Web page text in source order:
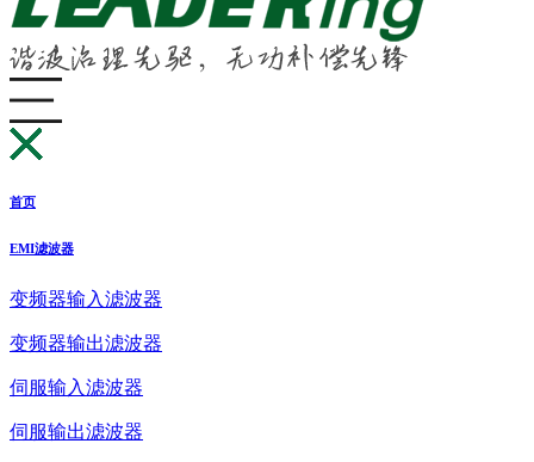
首页
EMI滤波器
变频器输入滤波器
变频器输出滤波器
伺服输入滤波器
伺服输出滤波器